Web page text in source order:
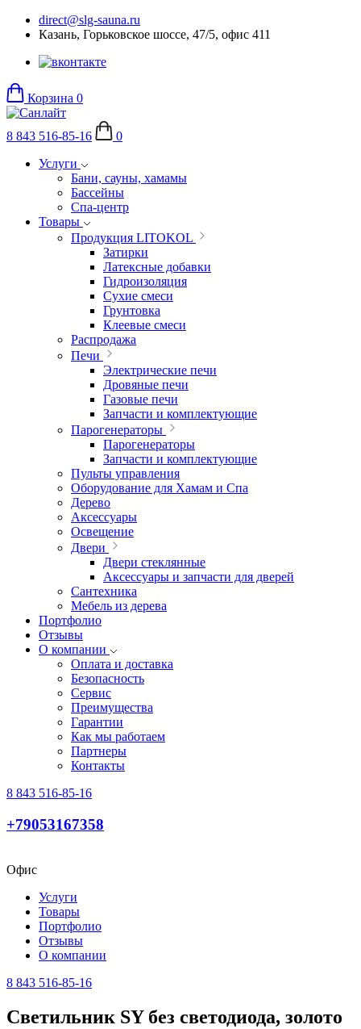
direct@slg-sauna.ru
Казань, Горьковское шоссе, 47/5, офис 411
Корзина 0
8 843 516-85-16
0
Услуги
Бани, сауны, хамамы
Бассейны
Спа-центр
Товары
Продукция LITOKOL
Затирки
Латексные добавки
Гидроизоляция
Сухие смеси
Грунтовка
Клеевые смеси
Распродажа
Печи
Электрические печи
Дровяные печи
Газовые печи
Запчасти и комплектующие
Парогенераторы
Парогенераторы
Запчасти и комплектующие
Пульты управления
Оборудование для Хамам и Спа
Дерево
Аксессуары
Освещение
Двери
Двери стеклянные
Аксессуары и запчасти для дверей
Сантехника
Мебель из дерева
Портфолио
Отзывы
О компании
Оплата и доставка
Безопасность
Сервис
Преимущества
Гарантии
Как мы работаем
Партнеры
Контакты
8 843 516-85-16
+79053167358
Офис
Услуги
Товары
Портфолио
Отзывы
О компании
8 843 516-85-16
Светильник SY без светодиода, золото